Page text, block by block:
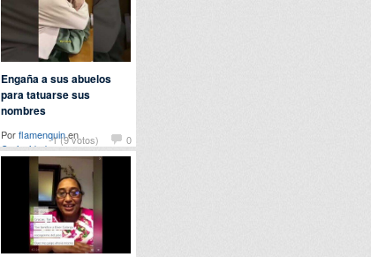
-1 (9 votos)
0
Engaña a sus abuelos
para tatuarse sus
nombres
Porflamenquinen
Curiosidades